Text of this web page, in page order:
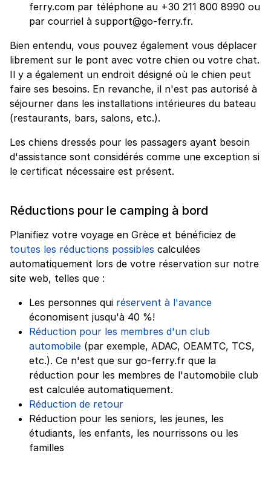
ferry.com par téléphone au +30 211 800 8990 ou
par courriel à support@go-ferry.fr.
Bien entendu, vous pouvez également vous déplacer
librement sur le pont avec votre chien ou votre chat.
Il y a également un endroit désigné où le chien peut
faire ses besoins. En revanche, il n'est pas autorisé à
séjourner dans les installations intérieures du bateau
(restaurants, bars, salons, etc.).
Les chiens dressés pour les passagers ayant besoin
d'assistance sont considérés comme une exception si
le certificat nécessaire est présent.
Réductions pour le camping à bord
Planifiez votre voyage en Grèce et bénéficiez de
toutes les réductions possibles calculées
automatiquement lors de votre réservation sur notre
site web, telles que :
Les personnes qui réservent à l'avance
économisent jusqu'à 40 %!
Réduction pour les membres d'un club
automobile (par exemple, ADAC, OEAMTC, TCS,
etc.). Ce n'est que sur go-ferry.fr que la
réduction pour les membres de l'automobile club
est calculée automatiquement.
Réduction de retour
Réduction pour les seniors, les jeunes, les
étudiants, les enfants, les nourrissons ou les
familles